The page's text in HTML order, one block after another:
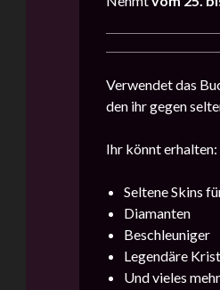
Verwendet das
den ihr gegen
Ihr könnt erhalten:
Seltene Skins
Diamanten
Beschleuniger
Legendäre
Und vieles mehr